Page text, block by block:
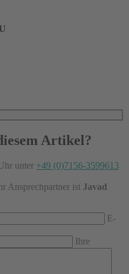
Artikel?
unter +49 (0)7156-3599613
Ansprechpartner ist Javad
E-
Ihre